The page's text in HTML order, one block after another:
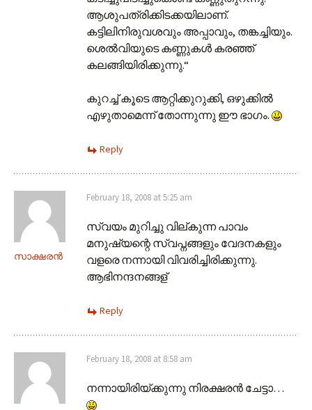
ആശുപത്രിക്കിടക്കയിലാണ്.
കട്ടിലിനിരുവശവും അപ്പാവും, തങ്കച്ചിയും.
ശെല്‍‌വിയുടെ കണ്ണുകള്‍ കരഞ്ഞ്
കലങ്ങിയിരിക്കുന്നു.“
കുറച്ച് കൂടെ ആറ്റിക്കുറുക്കി, ഒഴുക്കില്‍
എഴുതാമെന്ന് തോന്നുന്നു ഈ ഭാഗം.
Reply
സാക്ഷരന്‍
February 18, 2008 at 5:25 am
സ്വയം മുറിച്ചു വില്കുന്ന പാവം
മനുഷ്യന്റെ സ്വപ്നങ്ങളും വേദനകളും
വളരെ നന്നായി വിവരിച്ചിരിക്കുന്നു.
ആഭിനന്ദനങ്ങള്
Reply
February 18, 2008 at 8:58 am
നന്നായിരിയ്ക്കുന്നു നിരക്ഷരന്‍ ചേട്ടാ…